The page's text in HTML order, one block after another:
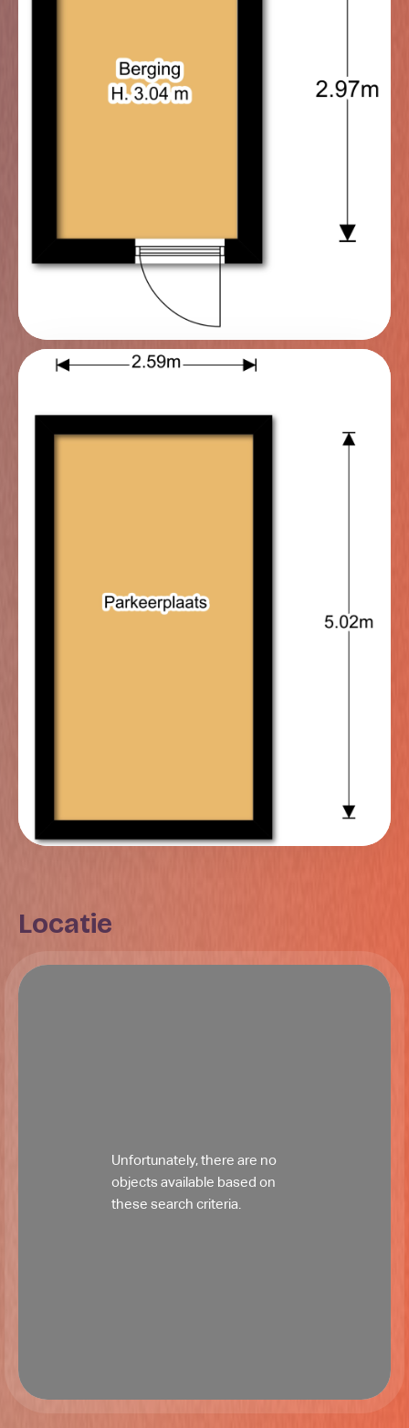
Locatie
Unfortunately, there are no
objects available based on
these search criteria.